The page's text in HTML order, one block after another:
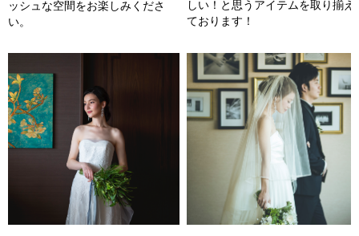
ッシュな空間をお楽しみくださ
い。
しい！と思うアイテムを取り揃え
ております！